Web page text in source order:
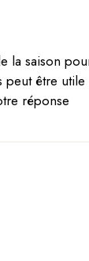
la saison
peut être
réponse